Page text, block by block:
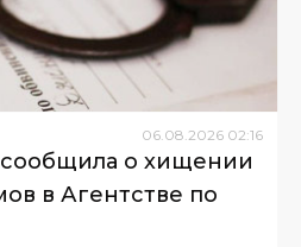
06.08.2026 02:16
сообщила о хищении
в Агентстве по